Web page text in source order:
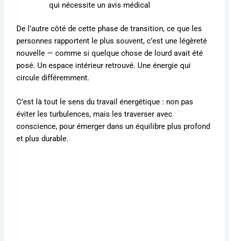
qui nécessite un avis médical
De l’autre côté de cette phase de transition, ce que les
personnes rapportent le plus souvent, c’est une légèreté
nouvelle — comme si quelque chose de lourd avait été
posé. Un espace intérieur retrouvé. Une énergie qui
circule différemment.
C’est là tout le sens du travail énergétique : non pas
éviter les turbulences, mais les traverser avec
conscience, pour émerger dans un équilibre plus profond
et plus durable.